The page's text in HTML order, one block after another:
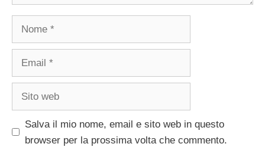
Salva il mio nome, email e sito web in questo
browser per la prossima volta che commento.